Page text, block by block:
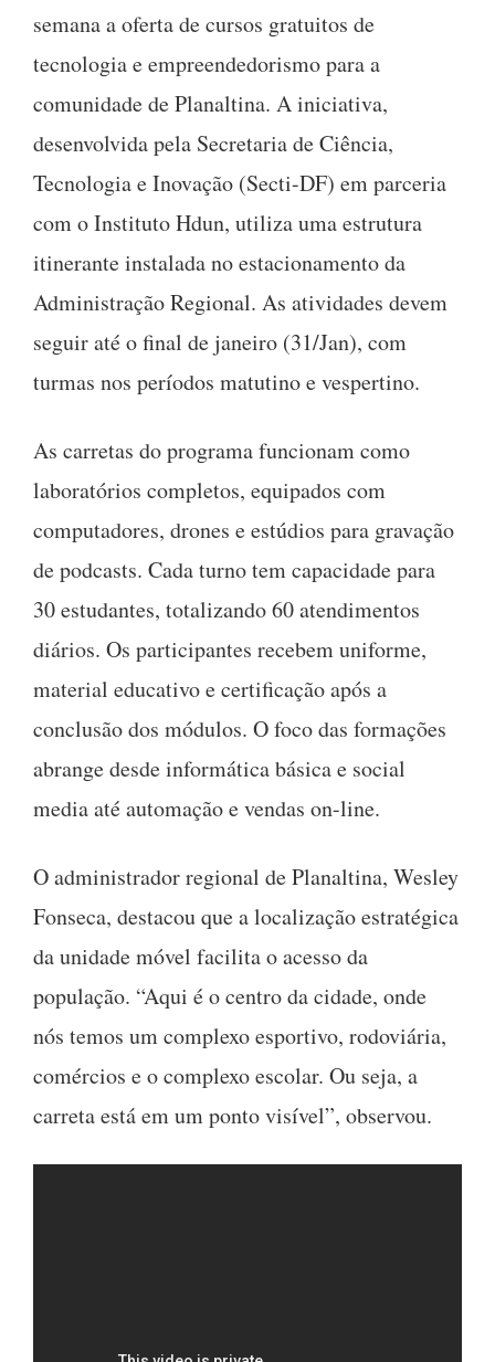
semana a oferta de cursos gratuitos de
tecnologia e empreendedorismo para a
comunidade de Planaltina. A iniciativa,
desenvolvida pela Secretaria de Ciência,
Tecnologia e Inovação (Secti-DF) em parceria
com o Instituto Hdun, utiliza uma estrutura
itinerante instalada no estacionamento da
Administração Regional. As atividades devem
seguir até o final de janeiro (31/Jan), com
turmas nos períodos matutino e vespertino.
As carretas do programa funcionam como
laboratórios completos, equipados com
computadores, drones e estúdios para gravação
de podcasts. Cada turno tem capacidade para
30 estudantes, totalizando 60 atendimentos
diários. Os participantes recebem uniforme,
material educativo e certificação após a
conclusão dos módulos. O foco das formações
abrange desde informática básica e social
media até automação e vendas on-line.
O administrador regional de Planaltina, Wesley
Fonseca, destacou que a localização estratégica
da unidade móvel facilita o acesso da
população. “Aqui é o centro da cidade, onde
nós temos um complexo esportivo, rodoviária,
comércios e o complexo escolar. Ou seja, a
carreta está em um ponto visível”, observou.